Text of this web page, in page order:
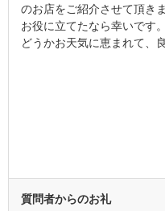
のお店をご紹介させて頂きま
お役に立てたなら幸いです。
どうかお天気に恵まれて、
質問者からのお礼